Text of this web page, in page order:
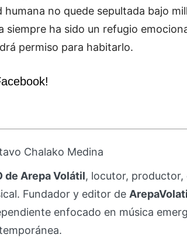
humana no quede sepultada bajo
siempre ha sido un refugio
permiso para habitarlo.
Chalako Medina
de Arepa Volátil, locutor,
Fundador y editor de
enfocado en música